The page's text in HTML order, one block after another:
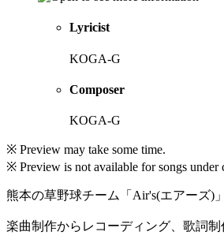
Lyricist
KOGA-G
Composer
KOGA-G
※ Preview may take some time.
※ Preview is not available for songs under
熊本の草野球チーム「Air's(エアーズ)
楽曲制作からレコーディング、歌詞制